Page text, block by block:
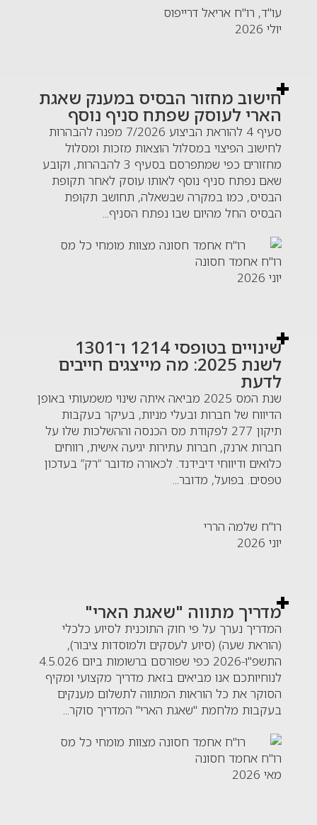
עו"ד, רו"ח אריאל דרייפוס
יולי 2026
חישוב מחזור הבסיס במענק שאגת
הארי לעוסק שפתח סניף נוסף
סעיף 4 להוראת הביצוע 7/2026 מפנה להבהרות
לחישוב הפיצוי במסלול הוצאות מזכות ומסלול
מחזורים כפי שמתפרסם בסעיף 3 להבהרות, וקובע
שאם נפתח סניף נוסף לאותו עוסק לאחר תקופת
הבסיס, כמו במקרה שבשאלה, תחושב תקופת
הבסיס החל מהיום שבו נפתח הסניף...
רו"ח אחמד חסונה
יוני 2026
שינויים בטופסי 1214 ו־1301
לשנת 2025: מה מייצגים חייבים
לדעת
שנת המס 2025 מביאה איתה שינוי משמעותי באופן
הדיווח של חברות ובעלי מניות, בעיקר בעקבות
תיקון 277 לפקודת מס הכנסה וההשלכות שלו על
חברות ארנק, חברות עתירות יגיעה אישית, רווחים
כלואים ודיווחי דיבידנד. לכאורה מדובר “רק” בעדכון
טפסים. בפועל, מדובר...
רו"ח שלמה הררי
יוני 2026
מדריך מתווה "שאגת הארי"
המדריך נערך על פי חוק התוכנית לסיוע כלכלי
(הוראת שעה) (סיוע לעסקים ולמוסדות ציבור),
התשפ"ו-2026 כפי שפורסם ברשומות ביום 4.5.026
לנוחיותכם אנו מביאים בזאת מדריך מקצועי ומקיף
הסוקר את כל הוראות המתווה לתשלום מענקים
בעקבות מלחמת "שאגת הארי" המדריך סוקר...
רו"ח אחמד חסונה
מאי 2026